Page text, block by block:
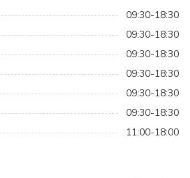
09:30-18:30
09:30-18:30
09:30-18:30
09:30-18:30
09:30-18:30
09:30-18:30
11:00-18:00